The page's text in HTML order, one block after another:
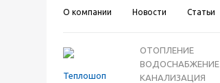
О компании Новости Статьи
ОТОПЛЕНИЕ
ВОДОСНАБЖЕНИЕ
КАНАЛИЗАЦИЯ